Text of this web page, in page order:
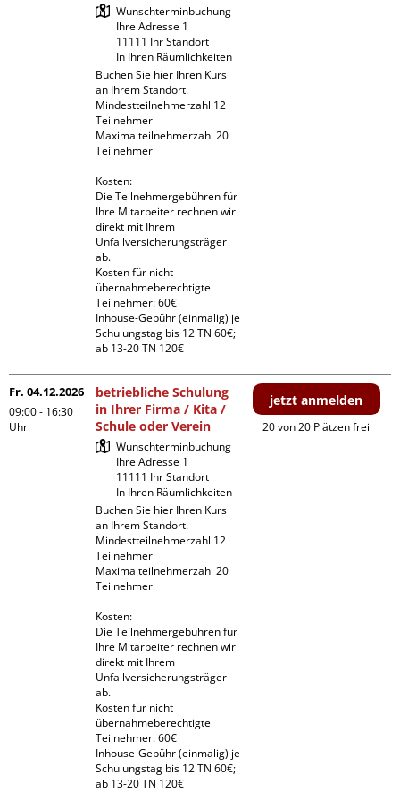
Wunschterminbuchung
Ihre Adresse 1
11111 Ihr Standort
In Ihren Räumlichkeiten
Buchen Sie hier Ihren Kurs
an Ihrem Standort.
Mindestteilnehmerzahl 12
Teilnehmer
Maximalteilnehmerzahl 20
Teilnehmer
Kosten:
Die Teilnehmergebühren für
Ihre Mitarbeiter rechnen wir
direkt mit Ihrem
Unfallversicherungsträger
ab.
Kosten für nicht
übernahmeberechtigte
Teilnehmer: 60€
Inhouse-Gebühr (einmalig) je
Schulungstag bis 12 TN 60€;
ab 13-20 TN 120€
Fr. 04.12.2026
09:00 - 16:30
Uhr
betriebliche Schulung
in Ihrer Firma / Kita /
Schule oder Verein
Wunschterminbuchung
Ihre Adresse 1
11111 Ihr Standort
In Ihren Räumlichkeiten
Buchen Sie hier Ihren Kurs
an Ihrem Standort.
Mindestteilnehmerzahl 12
Teilnehmer
Maximalteilnehmerzahl 20
Teilnehmer
Kosten:
Die Teilnehmergebühren für
Ihre Mitarbeiter rechnen wir
direkt mit Ihrem
Unfallversicherungsträger
ab.
Kosten für nicht
übernahmeberechtigte
Teilnehmer: 60€
Inhouse-Gebühr (einmalig) je
Schulungstag bis 12 TN 60€;
ab 13-20 TN 120€
jetzt anmelden
20 von 20 Plätzen frei